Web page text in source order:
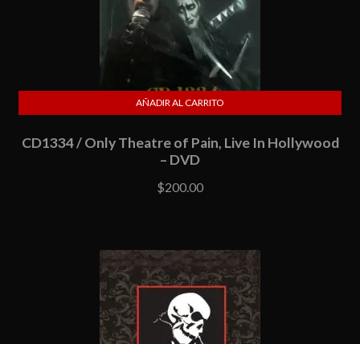
CD1334 / Only Theatre of Pain, Live In Hollywood
– DVD
$200.00
AÑADIR AL CARRITO